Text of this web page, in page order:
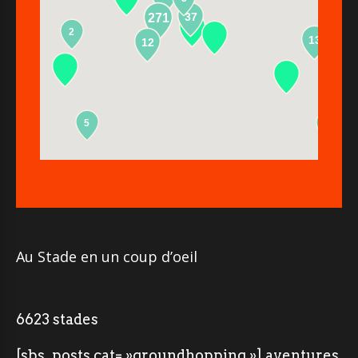
271
13
37
2
5
12
Au Stade en un coup d’oeil
6623 stades